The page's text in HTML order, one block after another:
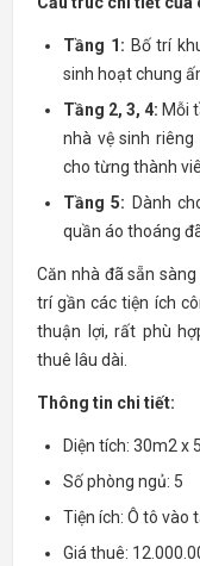
Tầng 1: Bố trí
sinh hoạt chung
Tầng 2, 3, 4: Mỗi
nhà vệ sinh
cho từng thành
Tầng 5: Dành
quần áo thoáng
Căn nhà đã sẵn
trí gần các tiện ích
thuận lợi, rất phù
thuê lâu dài.
Thông tin chi tiết:
Diện tích: 30m2 x
Số phòng ngủ: 5
Tiện ích: Ô tô vào
Giá thuê: